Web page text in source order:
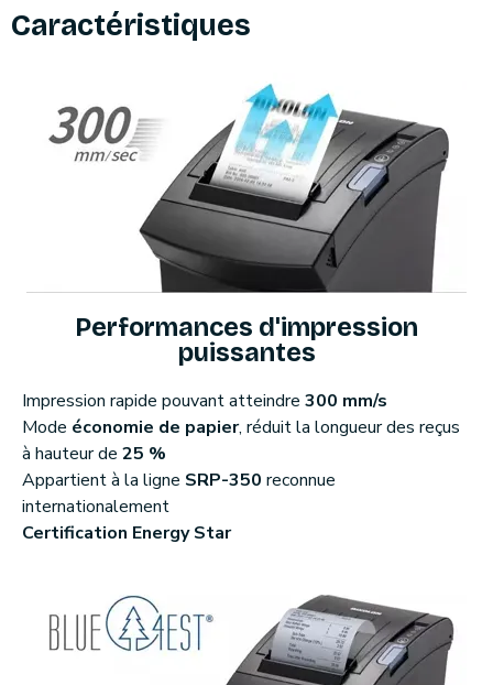
Caractéristiques
Performances d'impression
puissantes
Impression rapide pouvant atteindre 300 mm/s
Mode économie de papier, réduit la longueur des reçus
à hauteur de 25 %
Appartient à la ligne SRP-350 reconnue
internationalement
Certification Energy Star